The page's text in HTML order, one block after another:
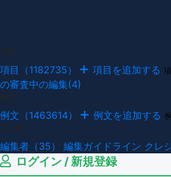
項目（1182735） 項目を追加する
の審査中の編集(4)
例文（1463614） 例文を追加する
編集者（35） 編集ガイドライン クレ
ログイン / 新規登録